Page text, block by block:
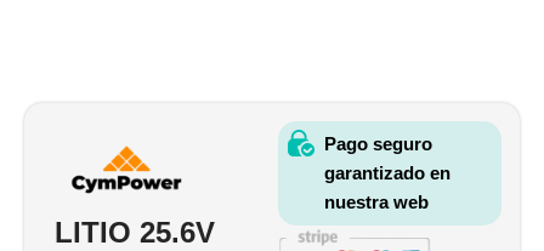
LITIO 25.6V
Pago seguro
garantizado en
nuestra web